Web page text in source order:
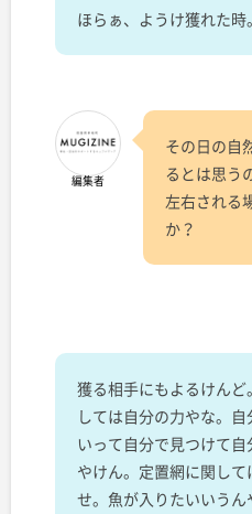
ほらぁ、ようけ獲れた時。
編集者
その日の自
るとは思う
左右される
か？
獲る相手にもよるけんど
しては自分の力やな。自
いって自分で見つけて自
やけん。定置網に関して
せ。魚が入りたいいうん